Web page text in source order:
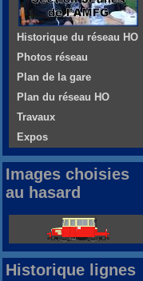
Historique du réseau HO
Photos réseau
Plan de la gare
Plan du réseau HO
Travaux
Expos
Images choisies
au hasard
Historique lignes